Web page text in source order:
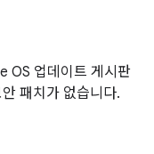
업데이트 게시판
패치가 없습니다.